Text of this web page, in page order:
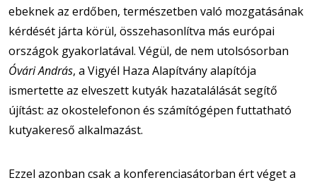
ebeknek az erdőben, természetben való mozgatásának
kérdését járta körül, összehasonlítva más európai
országok gyakorlatával. Végül, de nem utolsósorban
Óvári András, a Vigyél Haza Alapítvány alapítója
ismertette az elveszett kutyák hazatalálását segítő
újítást: az okostelefonon és számítógépen futtatható
kutyakereső alkalmazást.
Ezzel azonban csak a konferenciasátorban ért véget a